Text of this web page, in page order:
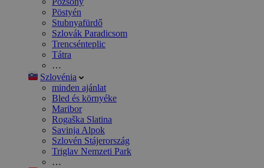
Pöstyén
Stubnyafürdő
Szlovák Paradicsom
Trencsénteplic
Tátra
…
Szlovénia
minden ajánlat
Bled és környéke
Maribor
Rogaška Slatina
Savinja Alpok
Szlovén Stájerország
Triglav Nemzeti Park
…